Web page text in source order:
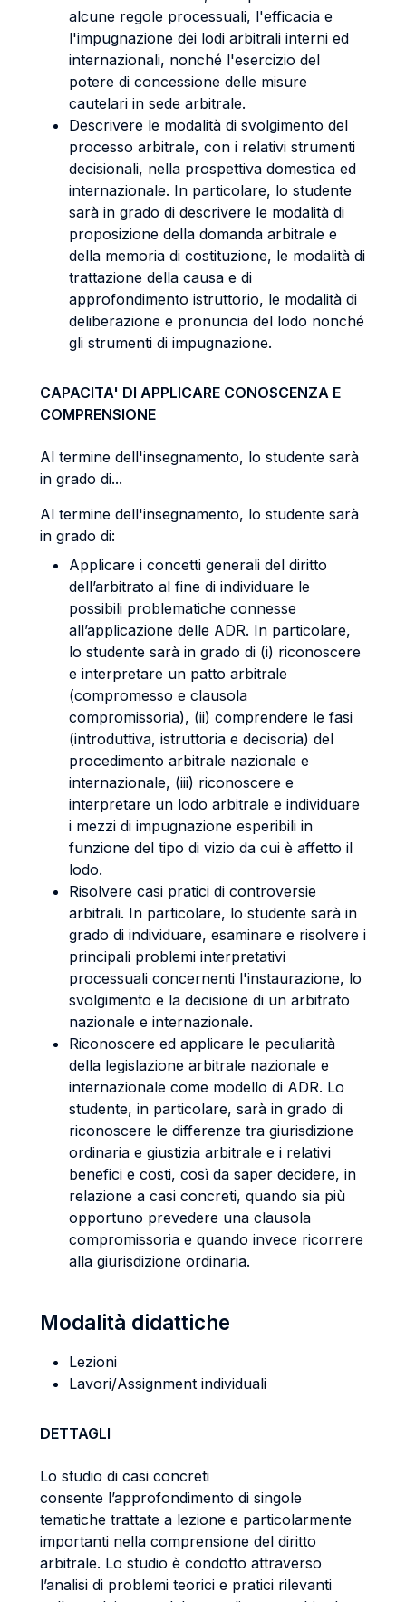
alcune regole processuali, l'efficacia e
l'impugnazione dei lodi arbitrali interni ed
internazionali, nonché l'esercizio del
potere di concessione delle misure
cautelari in sede arbitrale.
Descrivere le modalità di svolgimento del
processo arbitrale, con i relativi strumenti
decisionali, nella prospettiva domestica ed
internazionale. In particolare, lo studente
sarà in grado di descrivere le modalità di
proposizione della domanda arbitrale e
della memoria di costituzione, le modalità di
trattazione della causa e di
approfondimento istruttorio, le modalità di
deliberazione e pronuncia del lodo nonché
gli strumenti di impugnazione.
CAPACITA' DI APPLICARE CONOSCENZA E
COMPRENSIONE
Al termine dell'insegnamento, lo studente sarà
in grado di...
Al termine dell'insegnamento, lo studente sarà
in grado di:
Applicare i concetti generali del diritto
dell’arbitrato al fine di individuare le
possibili problematiche connesse
all’applicazione delle ADR. In particolare,
lo studente sarà in grado di (i) riconoscere
e interpretare un patto arbitrale
(compromesso e clausola
compromissoria), (ii) comprendere le fasi
(introduttiva, istruttoria e decisoria) del
procedimento arbitrale nazionale e
internazionale, (iii) riconoscere e
interpretare un lodo arbitrale e individuare
i mezzi di impugnazione esperibili in
funzione del tipo di vizio da cui è affetto il
lodo.
Risolvere casi pratici di controversie
arbitrali. In particolare, lo studente sarà in
grado di individuare, esaminare e risolvere i
principali problemi interpretativi
processuali concernenti l'instaurazione, lo
svolgimento e la decisione di un arbitrato
nazionale e internazionale.
Riconoscere ed applicare le peculiarità
della legislazione arbitrale nazionale e
internazionale come modello di ADR. Lo
studente, in particolare, sarà in grado di
riconoscere le differenze tra giurisdizione
ordinaria e giustizia arbitrale e i relativi
benefici e costi, così da saper decidere, in
relazione a casi concreti, quando sia più
opportuno prevedere una clausola
compromissoria e quando invece ricorrere
alla giurisdizione ordinaria.
Modalità didattiche
Lezioni
Lavori/Assignment individuali
DETTAGLI
Lo studio di casi concreti
consente l’approfondimento di singole
tematiche trattate a lezione e particolarmente
importanti nella comprensione del diritto
arbitrale. Lo studio è condotto attraverso
l’analisi di problemi teorici e pratici rilevanti